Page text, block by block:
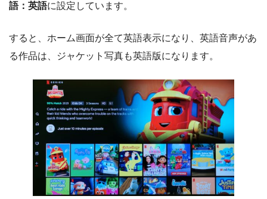
語：英語に設定しています。
すると、ホーム画面が全て英語表示になり、英語音声があ
る作品は、ジャケット写真も英語版になります。